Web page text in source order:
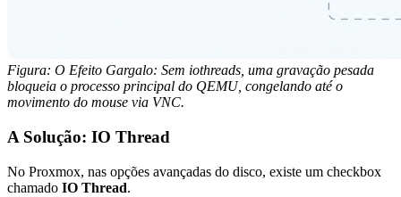
Figura: O Efeito Gargalo: Sem iothreads, uma gravação pesada
bloqueia o processo principal do QEMU, congelando até o
movimento do mouse via VNC.
A Solução: IO Thread
No Proxmox, nas opções avançadas do disco, existe um checkbox
chamado IO Thread.